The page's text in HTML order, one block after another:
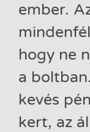
ember.
hogy ne
a
kevés
kert, az